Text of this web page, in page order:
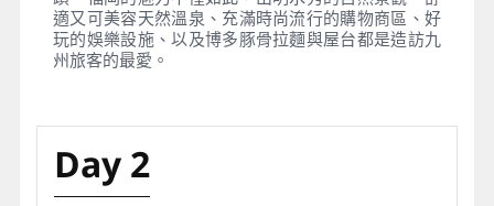
適又可美容天然溫泉、充滿時尚流行的購物商區、好
玩的娛樂設施、以及博多豚骨拉麵與屋台都是造訪九
州旅客的最愛。
Day 2